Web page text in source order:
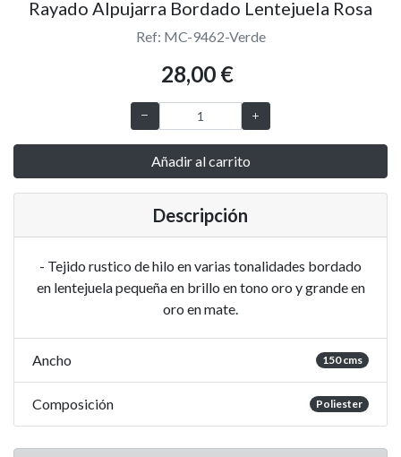
Rayado Alpujarra Bordado Lentejuela Rosa
Ref: MC-9462-Verde
28,00 €
Añadir al carrito
Descripción
- Tejido rustico de hilo en varias tonalidades bordado
en lentejuela pequeña en brillo en tono oro y grande en
oro en mate.
Ancho 150 cms
Composición Poliester